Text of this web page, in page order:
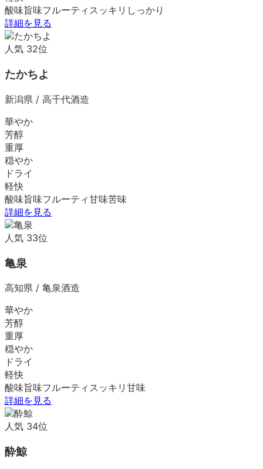
酸味旨味フルーティ スッキリ しっかり
詳細を見る
人気 32位
たかちよ
新潟県 / 高千代酒造
華やか
芳醇
重厚
穏やか
ドライ
軽快
酸味旨味フルーティ甘味苦味
詳細を見る
人気 33位
亀泉
高知県 / 亀泉酒造
華やか
芳醇
重厚
穏やか
ドライ
軽快
酸味旨味フルーティ スッキリ 甘味
詳細を見る
人気 34位
酔鯨